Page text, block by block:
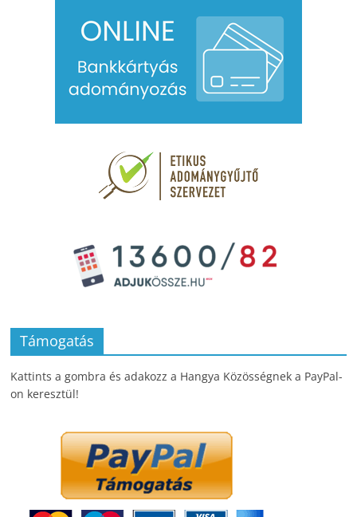
Támogatás
Kattints a gombra és adakozz a Hangya Közösségnek a PayPal-
on keresztül!